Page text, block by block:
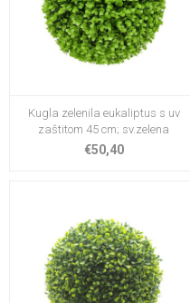
Kugla zelenila eukaliptus s uv
zaštitom 45 cm; sv.zelena
€50,40